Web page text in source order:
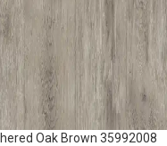
Oak Brown 35992008